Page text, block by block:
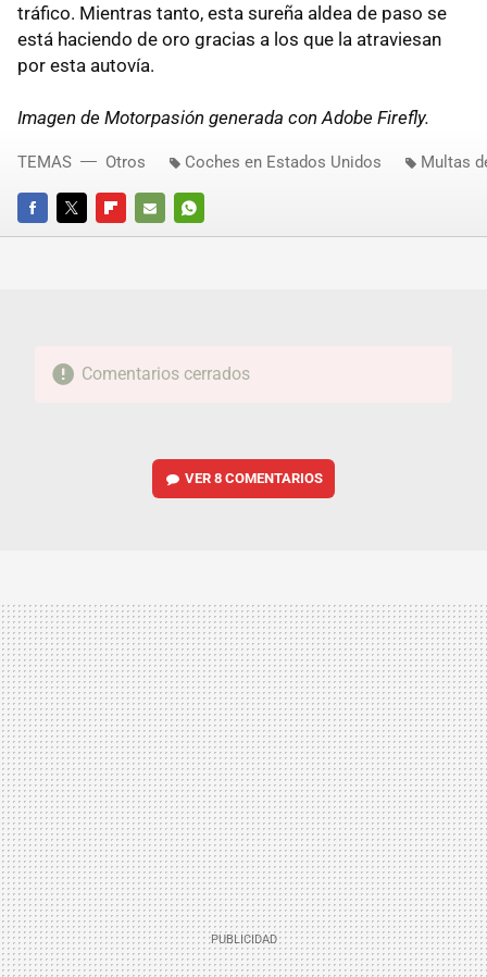
tráfico. Mientras tanto, esta sureña aldea de paso se
está haciendo de oro gracias a los que la atraviesan
por esta autovía.
Imagen de Motorpasión generada con Adobe Firefly.
FACEBOOKTWITTERFLIPBOARD
E-
WHATSAPP
TEMAS Otros Coches en Estados Unidos Multas
Comentarios cerrados
VER8 COMENTARIOS